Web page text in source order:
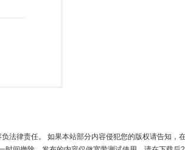
法律责任。 如果本站部分内容侵犯您的版权请告知，